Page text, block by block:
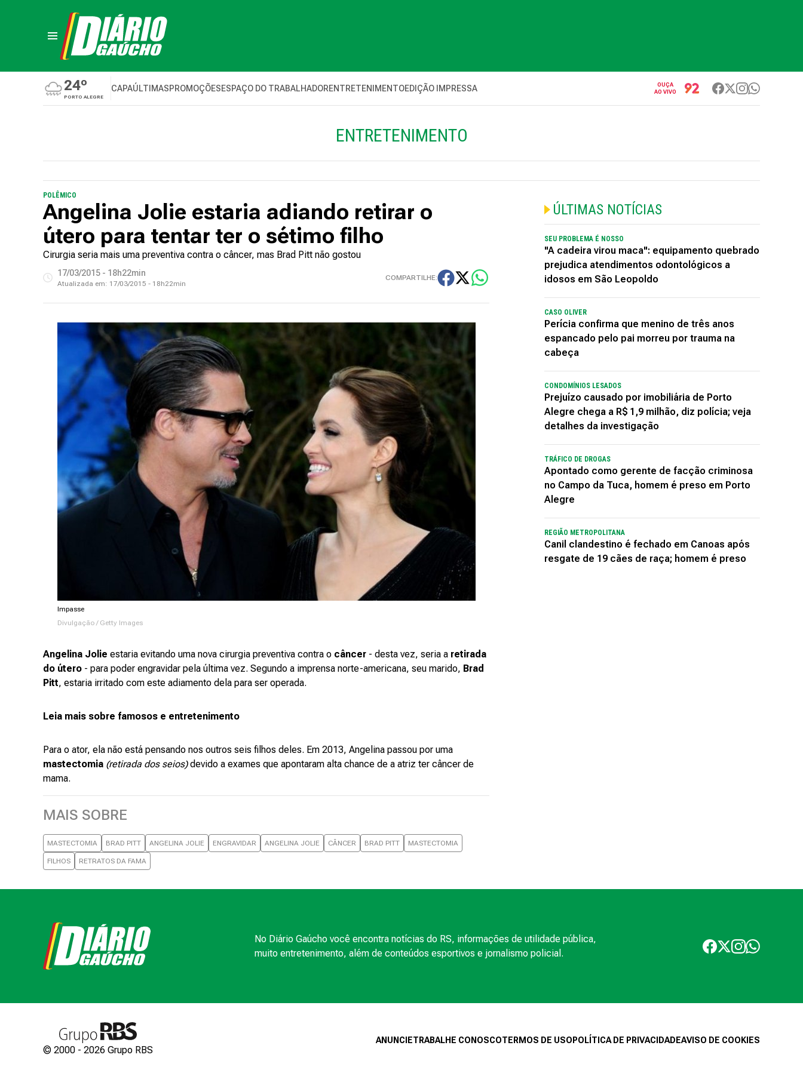
24º
PORTO ALEGRE
CAPAÚLTIMASPROMOÇÕESESPAÇO DO TRABALHADORENTRETENIMENTOEDIÇÃO IMPRESSA
OUÇA
AO VIVO
ENTRETENIMENTO
POLÊMICO
Angelina Jolie estaria adiando retirar o
útero para tentar ter o sétimo filho
Cirurgia seria mais uma preventiva contra o câncer, mas Brad Pitt não gostou
17/03/2015 - 18h22min
Atualizada em: 17/03/2015 - 18h22min
COMPARTILHE:
Impasse
Divulgação / Getty Images
Angelina Jolie estaria evitando uma nova cirurgia preventiva contra o câncer - desta vez, seria a retirada
do útero - para poder engravidar pela última vez. Segundo a imprensa norte-americana, seu marido, Brad
Pitt, estaria irritado com este adiamento dela para ser operada.
Leia mais sobre famosos e entretenimento
Para o ator, ela não está pensando nos outros seis filhos deles. Em 2013, Angelina passou por uma
mastectomia (retirada dos seios)devido a exames que apontaram alta chance de a atriz ter câncer de
mama.
MAIS SOBRE
MASTECTOMIA BRAD PITT ANGELINA JOLIE ENGRAVIDAR ANGELINA JOLIE CÂNCER BRAD PITT MASTECTOMIA
FILHOS RETRATOS DA FAMA
ÚLTIMAS NOTÍCIAS
SEU PROBLEMA É NOSSO
"A cadeira virou maca": equipamento quebrado
prejudica atendimentos odontológicos a
idosos em São Leopoldo
CASO OLIVER
Perícia confirma que menino de três anos
espancado pelo pai morreu por trauma na
cabeça
CONDOMÍNIOS LESADOS
Prejuízo causado por imobiliária de Porto
Alegre chega a R$ 1,9 milhão, diz polícia; veja
detalhes da investigação
TRÁFICO DE DROGAS
Apontado como gerente de facção criminosa
no Campo da Tuca, homem é preso em Porto
Alegre
REGIÃO METROPOLITANA
Canil clandestino é fechado em Canoas após
resgate de 19 cães de raça; homem é preso
No Diário Gaúcho você encontra notícias do RS, informações de utilidade pública,
muito entretenimento, além de conteúdos esportivos e jornalismo policial.
ANUNCIETRABALHE CONOSCOTERMOS DE USO POLÍTICA DE PRIVACIDADEAVISO DE COOKIES
© 2000 - 2026 Grupo RBS